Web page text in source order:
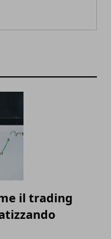
il trading